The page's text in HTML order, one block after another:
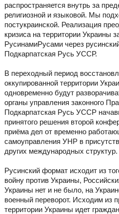
распространяется внутрь за
религиозной и языковой. Мы
постукраинской. Реализация
кризиса на территории Украины
РусинамиРусами через
Подкарпатская Русь УССР.
В переходный период
оккупированной территории
одновременно будут
органы управления законного
Подкарпатская Русь УССР
принятого решения второй
приёма дел от временно
самоуправления УНР в
других международных структур.
Русинский формат исходит из
войну против Украины,
Украины нет и не было, на
военный переворот. Исходим из
территории Украины идет